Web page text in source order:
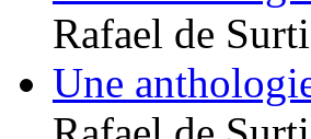
Rafael de
Une